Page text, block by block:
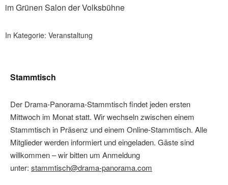
im Grünen Salon der Volksbühne
In Kategorie: Veranstaltung
Stammtisch
Der Drama-Panorama-Stammtisch findet jeden ersten
Mittwoch im Monat statt. Wir wechseln zwischen einem
Stammtisch in Präsenz und einem Online-Stammtisch. Alle
Mitglieder werden informiert und eingeladen. Gäste sind
willkommen – wir bitten um Anmeldung
unter: stammtisch@drama-panorama.com